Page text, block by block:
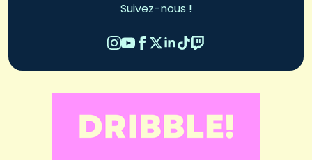
Suivez-nous !